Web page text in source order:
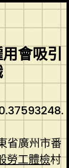
會吸引
省廣州市番
勞工體檢村